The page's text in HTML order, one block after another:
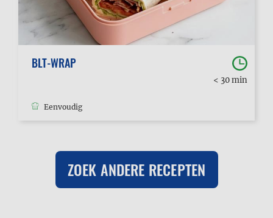
BLT-WRAP
< 30 min
Eenvoudig
ZOEK ANDERE RECEPTEN